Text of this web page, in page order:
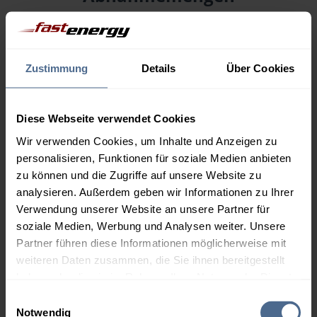
Zustimmung Details Über Cookies
Diese Webseite verwendet Cookies
Wir verwenden Cookies, um Inhalte und Anzeigen zu
personalisieren, Funktionen für soziale Medien anbieten
zu können und die Zugriffe auf unsere Website zu
analysieren. Außerdem geben wir Informationen zu Ihrer
Verwendung unserer Website an unsere Partner für
soziale Medien, Werbung und Analysen weiter. Unsere
Partner führen diese Informationen möglicherweise mit
weiteren Daten zusammen, die Sie ihnen bereitgestellt
Notwendig
Menge
2.000 Liter
154,96 €
154,96 €
3.000 Liter
153,40 €
153,40 €
5.000 Liter
152,41 €
152,41 €
Preise für Heizöl in Standardqualität nach Ö-Norm C 1109 in € / 100